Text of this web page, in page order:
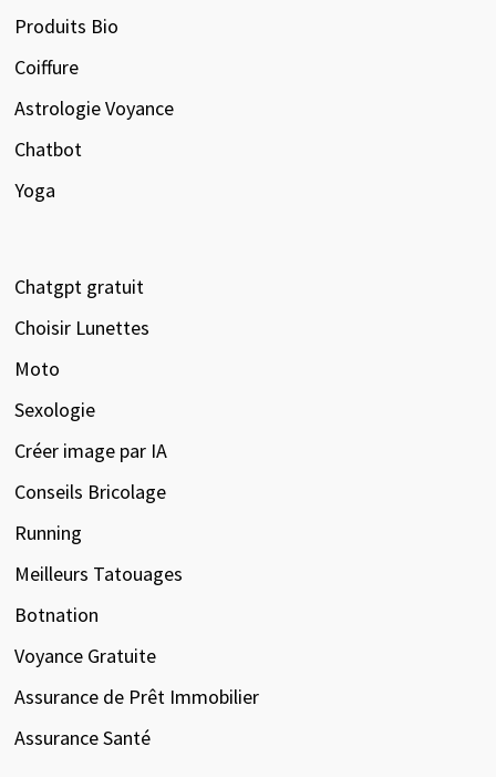
Produits Bio
Coiffure
Astrologie Voyance
Chatbot
Yoga
Chatgpt gratuit
Choisir Lunettes
Moto
Sexologie
Créer image par IA
Conseils Bricolage
Running
Meilleurs Tatouages
Botnation
Voyance Gratuite
Assurance de Prêt Immobilier
Assurance Santé